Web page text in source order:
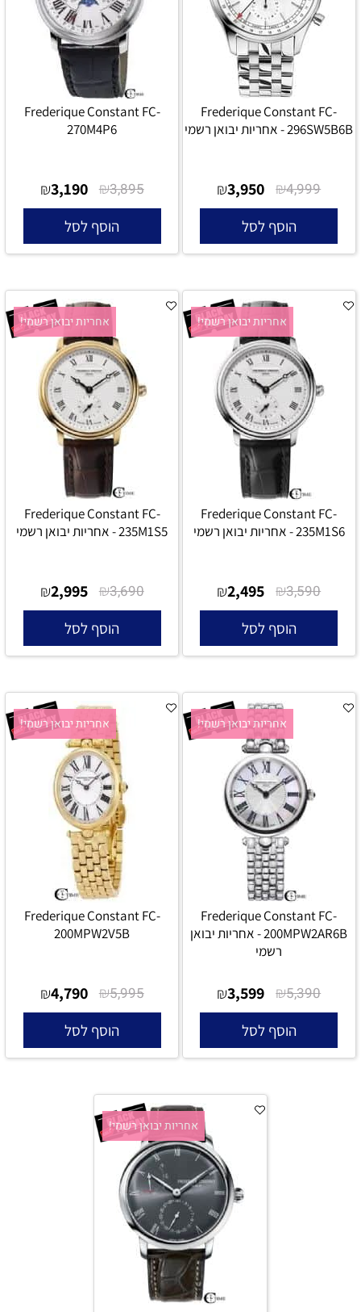
Frederique Constant FC-
296SW5B6B - אחריות יבואן רשמי
₪4,999
₪3,950
הוסף לסל
Frederique Constant FC-
270M4P6
₪3,895
₪3,190
הוסף לסל
אחריות יבואן רשמי!
Frederique Constant FC-
235M1S6 - אחריות יבואן רשמי
₪3,590
₪2,495
הוסף לסל
אחריות יבואן רשמי!
Frederique Constant FC-
235M1S5 - אחריות יבואן רשמי
₪3,690
₪2,995
הוסף לסל
אחריות יבואן רשמי!
Frederique Constant FC-
200MPW2AR6B - אחריות יבואן
רשמי
₪5,390
₪3,599
הוסף לסל
אחריות יבואן רשמי!
Frederique Constant FC-
200MPW2V5B
₪5,995
₪4,790
הוסף לסל
אחריות יבואן רשמי!